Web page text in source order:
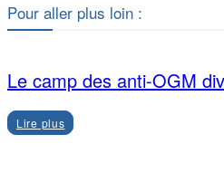
Pour aller plus loin :
Le camp des anti-OGM
Lire plus